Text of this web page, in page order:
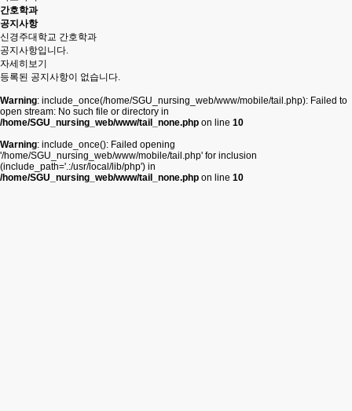
간호학과
공지사항
신경주대학교 간호학과
공지사항입니다.
자세히보기
등록된 공지사항이 없습니다.
Warning: include_once(/home/SGU_nursing_web/www/mobile/tail.php): Failed to
open stream: No such file or directory in
/home/SGU_nursing_web/www/tail_none.php on line 10
Warning: include_once(): Failed opening
'/home/SGU_nursing_web/www/mobile/tail.php' for inclusion
(include_path='.:/usr/local/lib/php') in
/home/SGU_nursing_web/www/tail_none.php on line 10